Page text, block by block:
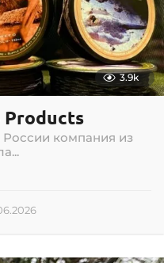
3.9k
Products
компания из
0